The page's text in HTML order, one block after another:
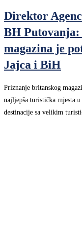
Direktor
BH
magazina je
Jajca i BiH
Priznanje britanskog
najljepša turistička mjesta
destinacije sa velikim